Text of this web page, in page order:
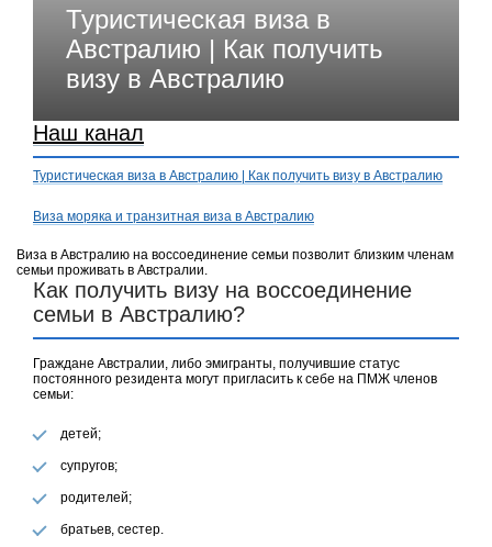
Туристическая виза в
Австралию | Как получить
визу в Австралию
Наш канал
Туристическая виза в Австралию | Как получить визу в Австралию
Виза моряка и транзитная виза в Австралию
Виза в Австралию на воссоединение семьи позволит близким членам
семьи проживать в Австралии.
Как получить визу на воссоединение
семьи в Австралию?
Граждане Австралии, либо эмигранты, получившие статус
постоянного резидента могут пригласить к себе на ПМЖ членов
семьи:
детей;
супругов;
родителей;
братьев, сестер.